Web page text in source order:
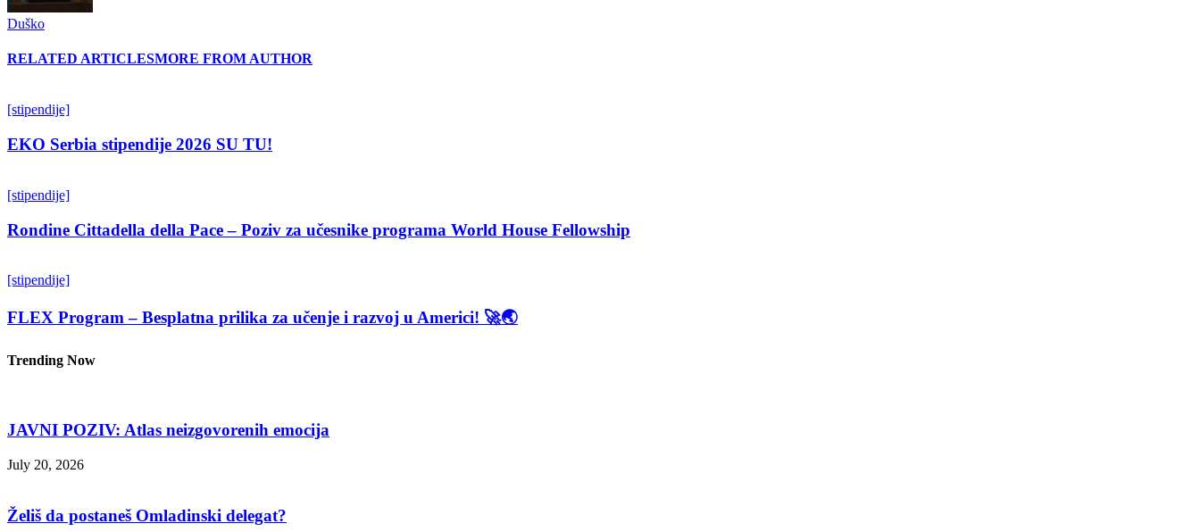
Duško
RELATED ARTICLESMORE FROM AUTHOR
[stipendije]
EKO Serbia stipendije 2026 SU TU!
[stipendije]
Rondine Cittadella della Pace – Poziv za učesnike programa World House Fellowship
[stipendije]
FLEX Program – Besplatna prilika za učenje i razvoj u Americi! 🚀🌏
Trending Now
JAVNI POZIV: Atlas neizgovorenih emocija
July 20, 2026
Želiš da postaneš Omladinski delegat?